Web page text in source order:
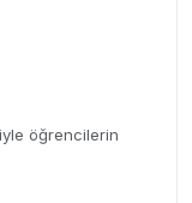
öğrencilerin